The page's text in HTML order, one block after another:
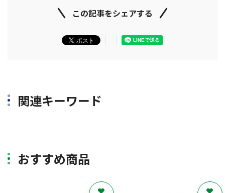
この記事をシェアする
関連キーワード
おすすめ商品